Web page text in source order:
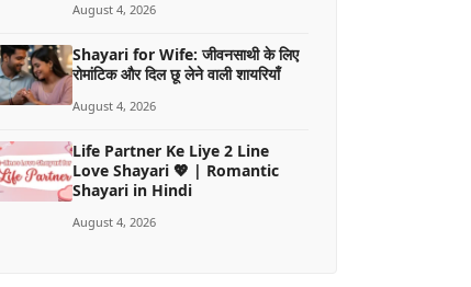
August 4, 2026
Shayari for Wife: जीवनसाथी के लिए
रोमांटिक और दिल छू लेने वाली शायरियाँ
August 4, 2026
Life Partner Ke Liye 2 Line
Love Shayari 💖 | Romantic
Shayari in Hindi
August 4, 2026